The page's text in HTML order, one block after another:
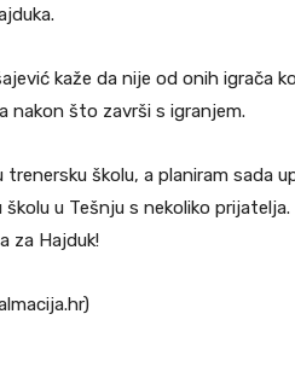
kaže da nije od onih igrača
nakon što završi s igranjem.
trenersku školu, a planiram sada
u Tešnju s nekoliko
za Hajduk!